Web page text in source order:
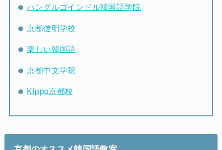
ハングルゴインドル韓国語学院
京都信明学校
楽しい韓国語
京都中文学院
Kippo京都校